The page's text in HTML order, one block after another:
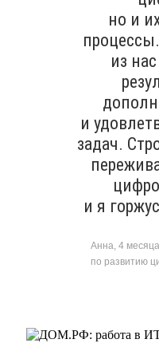
но и
из
и
задач.
и я
Анна, 4
по развитию